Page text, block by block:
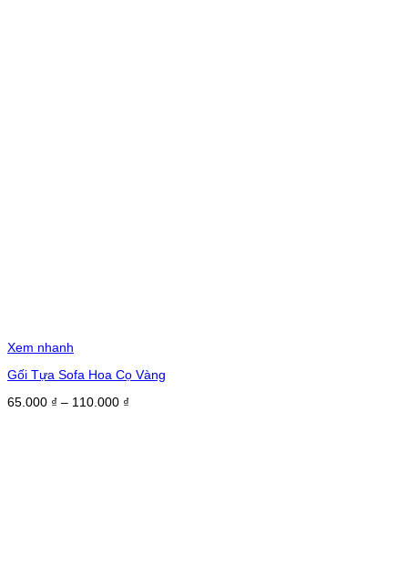
Xem nhanh
Gối Tựa Sofa Hoa Cọ Vàng
65.000 ₫ – 110.000 ₫